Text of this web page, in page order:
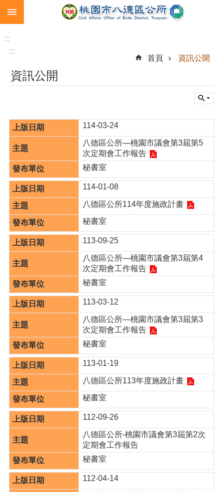
跳到主要內容區塊
市
民
急
難
救
助
進
階
搜
尋
本
介
紹
訊
息
公
告
生
活
便
民
資
訊
關
通
錄
關
:::
:::
首頁
資訊公開
資訊公開
114-03-24
八德區公所—桃園市議會第3屆第5
次定期會工作報告
秘書室
114-01-08
八德區公所114年度施政計畫
秘書室
113-09-25
八德區公所—桃園市議會第3屆第4
次定期會工作報告
秘書室
113-03-12
八德區公所—桃園市議會第3屆第3
次定期會工作報告
秘書室
113-01-19
八德區公所113年度施政計畫
秘書室
112-09-26
八德區公所-桃園市議會第3屆第2次
定期會工作報告
秘書室
112-04-14